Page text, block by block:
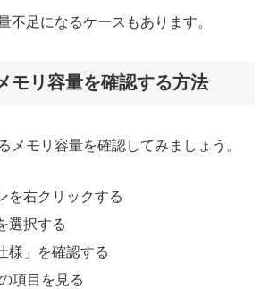
不足になるケースもあります。
モリ容量を確認する方法
メモリ容量を確認してみましょう。
を右クリックする
選択する
様」を確認する
項目を見る